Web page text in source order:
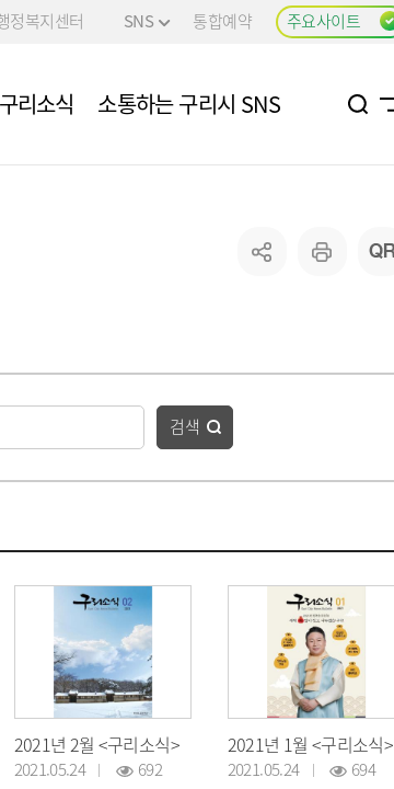
정복지센터 SNS 통합예약 주요사이트
구리소식 소통하는 구리시 SNS
검색
2021년 2월 <구리소식>
2021.05.24 692
2021년 1월 <구리소식>
2021.05.24 694